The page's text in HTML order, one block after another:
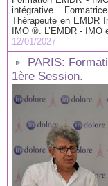
intégrative.
Thérapeute en EMDR
IMO ®. L’EMDR - IMO
12/01/2027
PARIS:
1ère Session.